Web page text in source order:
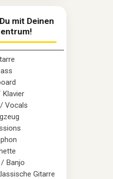
mit Deinen
Vocals
Banjo
Gitarre